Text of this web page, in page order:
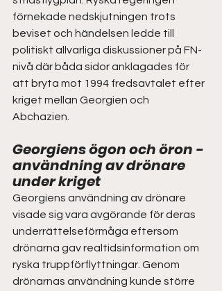
förnekade nedskjutningen trots
beviset och händelsen ledde till
politiskt allvarliga diskussioner på FN-
nivå där båda sidor anklagades för
att bryta mot 1994 fredsavtalet efter
kriget mellan Georgien och
Abchazien.
Georgiens ögon och öron -
användning av drönare
under kriget
Georgiens användning av drönare
visade sig vara avgörande för deras
underrättelseförmåga eftersom
drönarna gav realtidsinformation om
ryska truppförflyttningar. Genom
drönarnas användning kunde större